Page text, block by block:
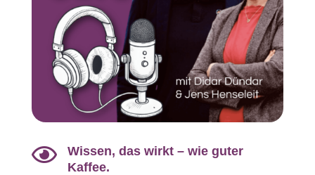

Wissen, das wirkt – wie guter
Kaffee.